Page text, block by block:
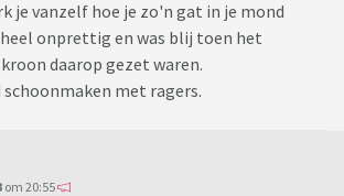
je vanzelf hoe je zo'n gat in je mond
onprettig en was blij toen het
daarop gezet waren.
met ragers.
om 20:55